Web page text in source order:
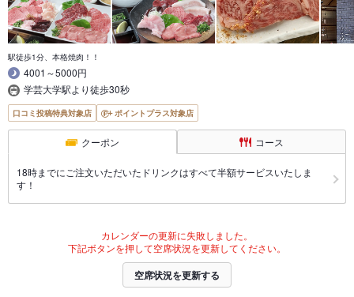
駅徒歩1分、本格焼肉！！
4001～5000円
学芸大学駅より徒歩30秒
口コミ投稿特典対象店 ポイントプラス対象店
クーポン コース
18時までにご注文いただいたドリンクはすべて半額サービスいたしま
す！
カレンダーの更新に失敗しました。
下記ボタンを押して空席状況を更新してください。
空席状況を更新する